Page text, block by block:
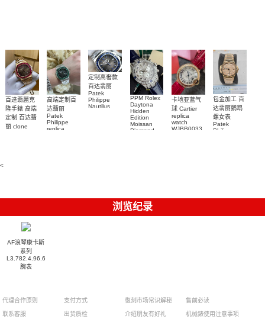
百達翡麗克
隆手錶 高端
定制 百达翡
丽 clone
高端定制百
达翡丽
Patek
Philippe
replica
定制高奢款
百达翡丽
Patek
Philippe
Nautilus
PPM Rolex
Daytona
Hidden
Edition
Moissan
Diamond
卡地亚蓝气
球 Cartier
replica
watch
WJBB0033
包金加工 百
达翡丽鹦鹉
螺女表
Patek
Philippe
<
浏览纪录
AF浪琴康卡斯
系列
L3.782.4.96.6
腕表
代理合作原则
联系客服
支付方式
出货质检
復刻市场常识解秘
介绍朋友有好礼
售前必读
机械錶使用注意事项